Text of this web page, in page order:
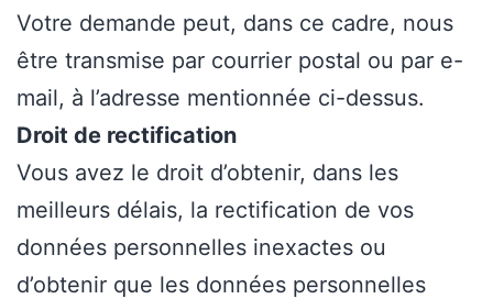
Votre demande peut, dans ce cadre, nous
être transmise par courrier postal ou par e-
mail, à l’adresse mentionnée ci-dessus.
Droit de rectification
Vous avez le droit d’obtenir, dans les
meilleurs délais, la rectification de vos
données personnelles inexactes ou
d’obtenir que les données personnelles